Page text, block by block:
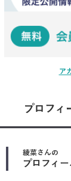
ア
プロフィ
綾菜さんの
プロフィー